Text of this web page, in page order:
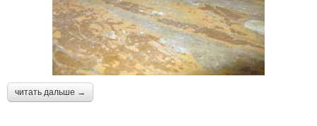
читать дальше →